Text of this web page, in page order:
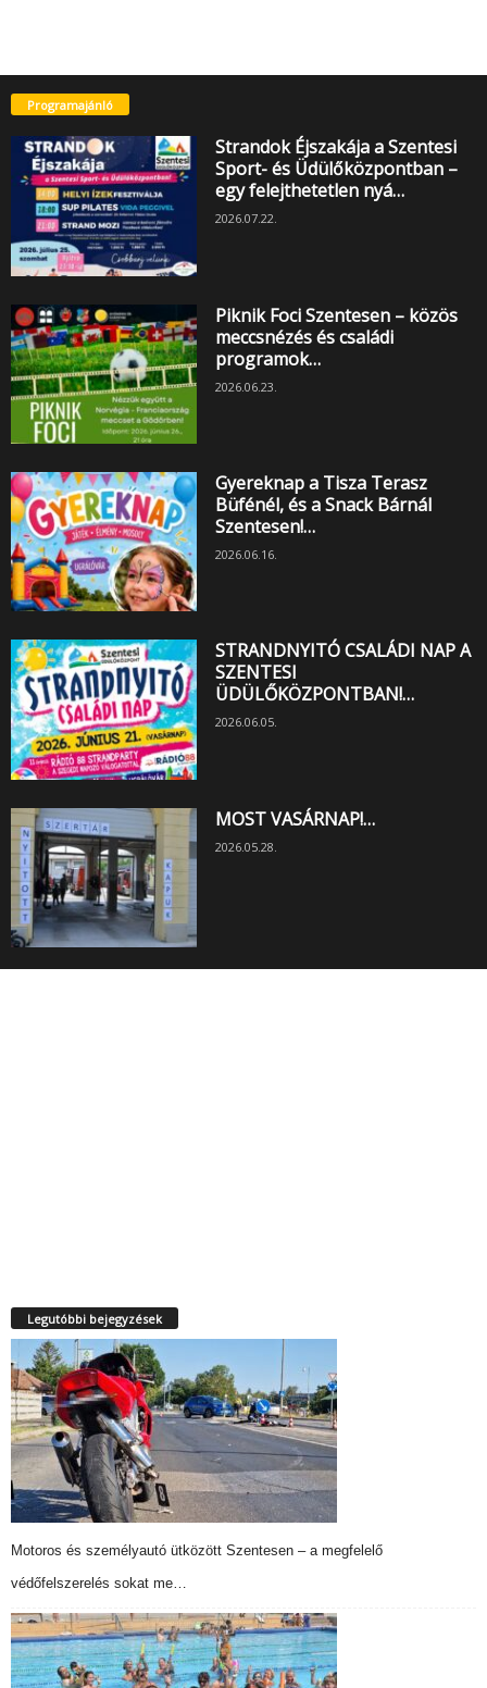
Programajánló
Strandok Éjszakája a Szentesi
Sport- és Üdülőközpontban –
egy felejthetetlen nyá…
2026.07.22.
Piknik Foci Szentesen – közös
meccsnézés és családi
programok…
2026.06.23.
Gyereknap a Tisza Terasz
Büfénél, és a Snack Bárnál
Szentesen!…
2026.06.16.
STRANDNYITÓ CSALÁDI NAP A
SZENTESI
ÜDÜLŐKÖZPONTBAN!…
2026.06.05.
MOST VASÁRNAP!…
2026.05.28.
Legutóbbi bejegyzések
Motoros és személyautó ütközött Szentesen – a megfelelő
védőfelszerelés sokat me…